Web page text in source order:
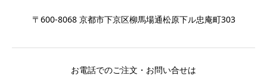
〒600-8068 京都市下京区柳馬場通松原下ル忠庵町303
お電話でのご注文・お問い合せは